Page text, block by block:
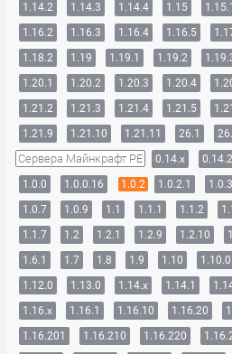
1.14.2
1.14.3 1.14.4 1.15 1.15.1
1.16.2
1.16.3 1.16.4 1.16.5
1.18.2
1.19 1.19.1 1.19.2
1.20.1
1.20.2 1.20.3 1.20.4
1.21.2
1.21.3 1.21.4 1.21.5
1.21.9
1.21.10 1.21.11 26.1
Сервера Майнкрафт PE 0.14.x 0.14.2
1.0.0
1.0.0.16 1.0.2 1.0.2.1 1.0.3
1.0.7
1.0.9 1.1 1.1.1 1.1.2
1.1.7
1.2 1.2.1 1.2.9 1.2.10
1.6.1
1.7 1.8 1.9 1.10 1.10.0
1.12.0
1.13.0 1.14.x 1.14.1
1.16.x
1.16.1 1.16.10 1.16.20
1.16.201
1.16.210 1.16.220